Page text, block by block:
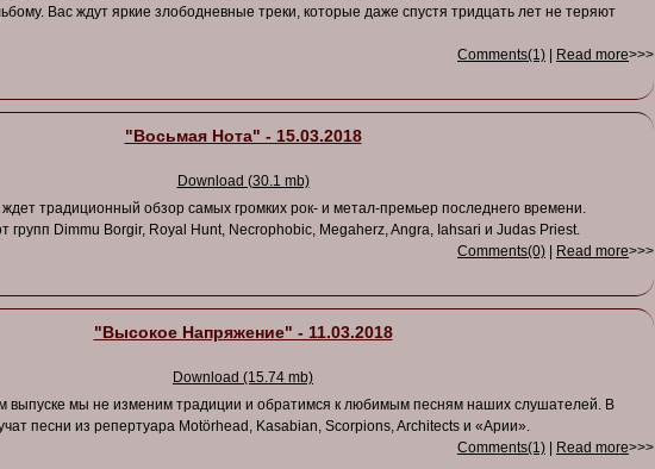
Вас ждут яркие злободневные треки, которые даже спустя тридцать лет не теряют
Comments(1)
Read more>>>
"Восьмая Нота" - 15.03.2018
Download (30.1 mb)
традиционный обзор самых громких рок- и метал-премьер последнего времени.
групп Dimmu Borgir, Royal Hunt, Necrophobic, Megaherz, Angra, Iahsari и Judas Priest.
Comments(0)
Read more>>>
"Высокое Напряжение" - 11.03.2018
Download (15.74 mb)
выпуске мы не изменим традиции и обратимся к любимым песням наших слушателей. В
песни из репертуара Motörhead, Kasabian, Scorpions, Architects и «Арии».
Comments(1)
Read more>>>